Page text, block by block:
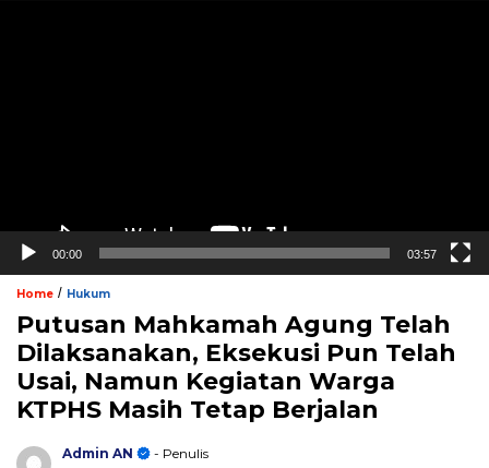
00:00 03:57
Home / Hukum
Putusan Mahkamah Agung Telah
Dilaksanakan, Eksekusi Pun Telah
Usai, Namun Kegiatan Warga
KTPHS Masih Tetap Berjalan
Admin AN
- Penulis